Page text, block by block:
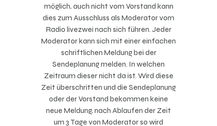
möglich, auch nicht vom Vorstand kann
dies zum Ausschluss als Moderator vom
Radio livezwei nach sich führen. Jeder
Moderator kann sich mit einer einfachen
schriftlichen Meldung bei der
Sendeplanung melden. In welchen
Zeitraum dieser nicht da ist. Wird diese
Zeit überschritten und die Sendeplanung
oder der Vorstand bekommen keine
neue Meldung, nach Ablaufen der Zeit
um 3 Tage von Moderator so wird